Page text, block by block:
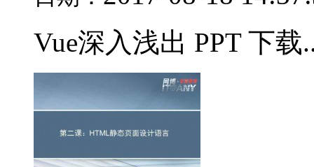
Vue深入浅出 PPT 下载